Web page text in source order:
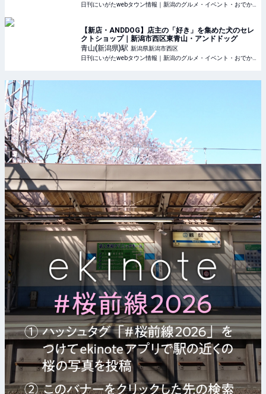
【新店・ANDDOG】店主の「好き」を集めた犬のセレ
クトショップ｜新潟市西区東青山・アンドドッグ
青山(新潟県)駅 新潟県新潟市西区